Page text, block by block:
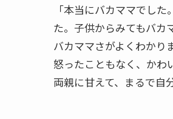
「本当にバカママでし
た。子供からみてもバカ
バカママさがよくわかり
怒ったこともなく、かわ
両親に甘えて、まるで自